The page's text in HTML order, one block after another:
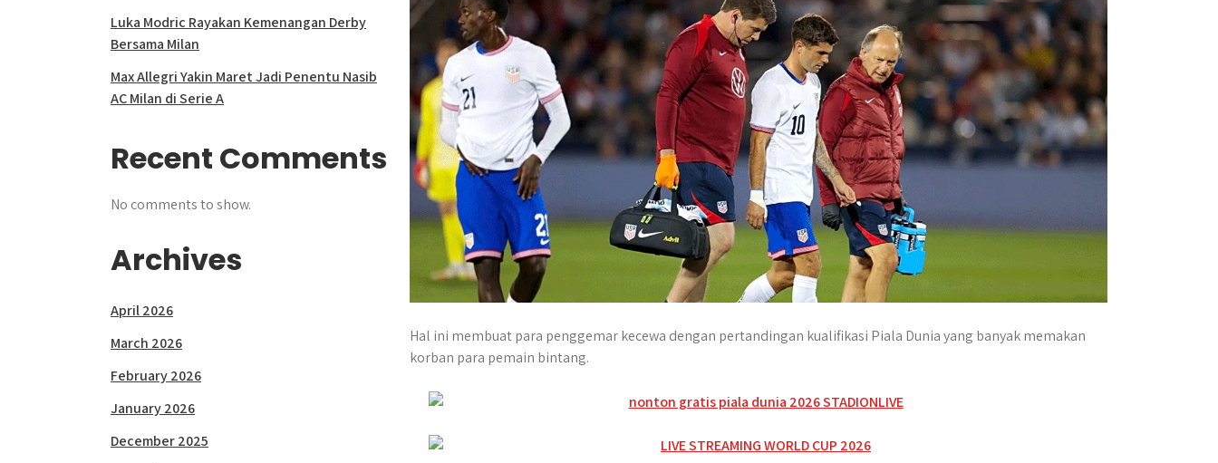
Hal ini membuat para penggemar kecewa dengan pertandingan kualifikasi Piala Dunia yang banyak memakan
korban para pemain bintang.
Luka Modric Rayakan Kemenangan Derby
Bersama Milan
Max Allegri Yakin Maret Jadi Penentu Nasib
AC Milan di Serie A
Recent Comments
No comments to show.
Archives
April 2026
March 2026
February 2026
January 2026
December 2025